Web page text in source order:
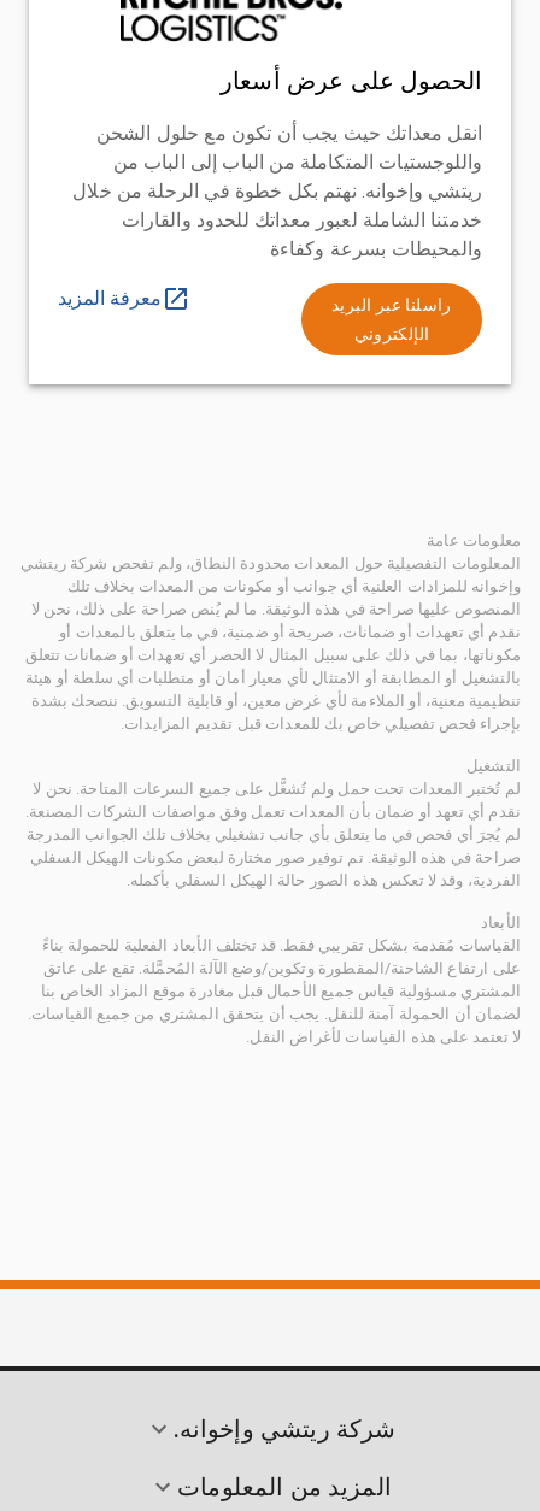
الحصول على عرض أسعار
انقل معداتك حيث يجب أن تكون مع حلول الشحن
واللوجستيات المتكاملة من الباب إلى الباب من
ريتشي وإخوانه. نهتم بكل خطوة في الرحلة من خلال
خدمتنا الشاملة لعبور معداتك للحدود والقارات
والمحيطات بسرعة وكفاءة
راسلنا عبر البريد
الإلكتروني
معرفة المزيد
معلومات عامة
المعلومات التفصيلية حول المعدات محدودة النطاق، ولم تفحص شركة ريتشي
وإخوانه للمزادات العلنية أي جوانب أو مكونات من المعدات بخلاف تلك
المنصوص عليها صراحة في هذه الوثيقة. ما لم يُنص صراحة على ذلك، نحن لا
نقدم أي تعهدات أو ضمانات، صريحة أو ضمنية، في ما يتعلق بالمعدات أو
مكوناتها، بما في ذلك على سبيل المثال لا الحصر أي تعهدات أو ضمانات تتعلق
بالتشغيل أو المطابقة أو الامتثال لأي معيار أمان أو متطلبات أي سلطة أو هيئة
تنظيمية معنية، أو الملاءمة لأي غرض معين، أو قابلية التسويق. ننصحك بشدة
بإجراء فحص تفصيلي خاص بك للمعدات قبل تقديم المزايدات.
التشغيل
لم تُختبر المعدات تحت حمل ولم تُشغَّل على جميع السرعات المتاحة. نحن لا
نقدم أي تعهد أو ضمان بأن المعدات تعمل وفق مواصفات الشركات المصنعة.
لم يُجرَ أي فحص في ما يتعلق بأي جانب تشغيلي بخلاف تلك الجوانب المدرجة
صراحة في هذه الوثيقة. تم توفير صور مختارة لبعض مكونات الهيكل السفلي
الفردية، وقد لا تعكس هذه الصور حالة الهيكل السفلي بأكمله.
الأبعاد
القياسات مُقدمة بشكل تقريبي فقط. قد تختلف الأبعاد الفعلية للحمولة بناءً
على ارتفاع الشاحنة/المقطورة وتكوين/وضع الآلة المُحمَّلة. تقع على عاتق
المشتري مسؤولية قياس جميع الأحمال قبل مغادرة موقع المزاد الخاص بنا
لضمان أن الحمولة آمنة للنقل. يجب أن يتحقق المشتري من جميع القياسات.
لا تعتمد على هذه القياسات لأغراض النقل.
شركة ريتشي وإخوانه.
المزيد من المعلومات